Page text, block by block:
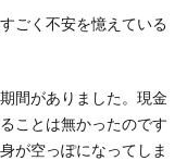
ごく不安を憶えている
期間がありました。現金
ことは無かったのです
が空っぽになってしま